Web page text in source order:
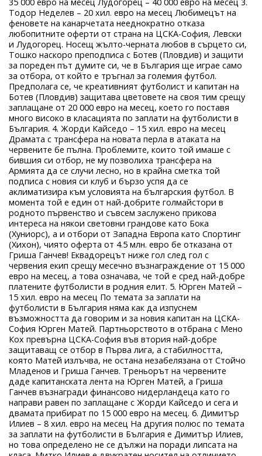
Тодор Неделев – 20 хил. евро на месец Любимецът на
феновете на канарчетата нееднократно отказа
любопитните оферти от страна на ЦСКА-София, Левски
и Лудогорец. Носещ жълто-черната любов в сърцето си,
Тошко наскоро преподписа с Ботев (Пловдив) и защити
за пореден път думите си, че в България ще играе само
за отбора, от който е тръгнал за големия футбол.
Предполага се, че креативният футболист и капитан на
Ботев (Пловдив) защитава цветовете на своя тим срещу
заплащане от 20 000 евро на месец, което го поставя
много високо в класацията по заплати на футболисти в
България. 4. Жорди Кайседо – 15 хил. евро на месец
Драмата с трансфера на новата перла в атаката на
червените бе пълна. Проблемите, които той имаше с
бившия си отбор, не му позволиха трансфера на
Армията да се случи лесно, но в крайна сметка той
подписа с новия си клуб и бързо успя да се
аклиматизира към условията на българския футбол. В
момента той е един от най-добрите голмайстори в
родното първенство и съвсем заслужено прикова
интереса на някои световни грандове като Бока
(Хуниорс), а и отбори от Западна Европа като Спортинг
(Хихон), чиято оферта от 4.5 млн. евро бе отказана от
Гриша Ганчев! Еквадорецът ниже гол след гол с
червения екип срещу месечно възнаграждение от 15 000
евро на месец, а това означава, че той е сред най-добре
платените футболисти в родния елит. 5. Юрген Матей –
15 хил. евро на месец По темата за заплати на
футболисти в България няма как да изпуснем
възможността да говорим и за новия капитан на ЦСКА-
София Юрген Матей. Партньорството в отбрана с Мено
Кох превърна ЦСКА-София във втория най-добре
защитаващ се отбор в Първа лига, а стабилността,
която Матей излъчва, не остана незабелязана от Стойчо
Младенов и Гриша Ганчев. Треньорът на червените
даде капитанската лента на Юрген Матей, а Гриша
Ганчев възнагради финансово нидерландеца като го
направи равен по заплащане с Жорди Кайседо и сега и
двамата прибират по 15 000 евро на месец. 6. Димитър
Илиев – 8 хил. евро на месец На другия полюс по темата
за заплати на футболисти в България е Димитър Илиев,
но това определено не се дължи на поради липсата на